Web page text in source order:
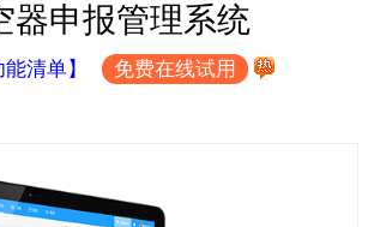
器申报管理系统
能清单】 免费在线试用